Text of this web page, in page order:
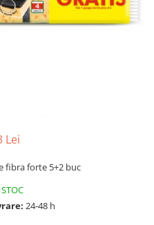
Lei
fibra forte 5+2 buc
24-48 h